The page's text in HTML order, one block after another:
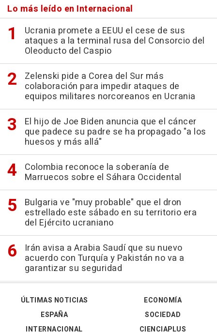
Lo más leído en Internacional
Ucrania promete a EEUU el cese de sus
ataques a la terminal rusa del Consorcio del
Oleoducto del Caspio
Zelenski pide a Corea del Sur más
colaboración para impedir ataques de
equipos militares norcoreanos en Ucrania
El hijo de Joe Biden anuncia que el cáncer
que padece su padre se ha propagado "a los
huesos y más allá"
Colombia reconoce la soberanía de
Marruecos sobre el Sáhara Occidental
Bulgaria ve "muy probable" que el dron
estrellado este sábado en su territorio era
del Ejército ucraniano
Irán avisa a Arabia Saudí que su nuevo
acuerdo con Turquía y Pakistán no va a
garantizar su seguridad
ÚLTIMAS NOTICIAS
ESPAÑA
INTERNACIONAL
ECONOMÍA
SOCIEDAD
CIENCIAPLUS